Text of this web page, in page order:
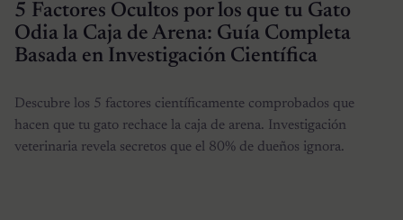
5 Factores Ocultos por los que tu Gato
Odia la Caja de Arena: Guía Completa
Basada en Investigación Científica
Descubre los 5 factores científicamente comprobados que
hacen que tu gato rechace la caja de arena. Investigación
veterinaria revela secretos que el 80% de dueños ignora.